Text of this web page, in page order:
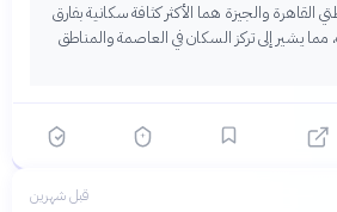
القاهرة والجيزة هما الأكثر كثافة سكانية بفارق
مما يشير إلى تركز السكان في العاصمة والمناطق
قبل شهرين